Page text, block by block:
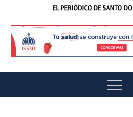
El Munícipe
Menu